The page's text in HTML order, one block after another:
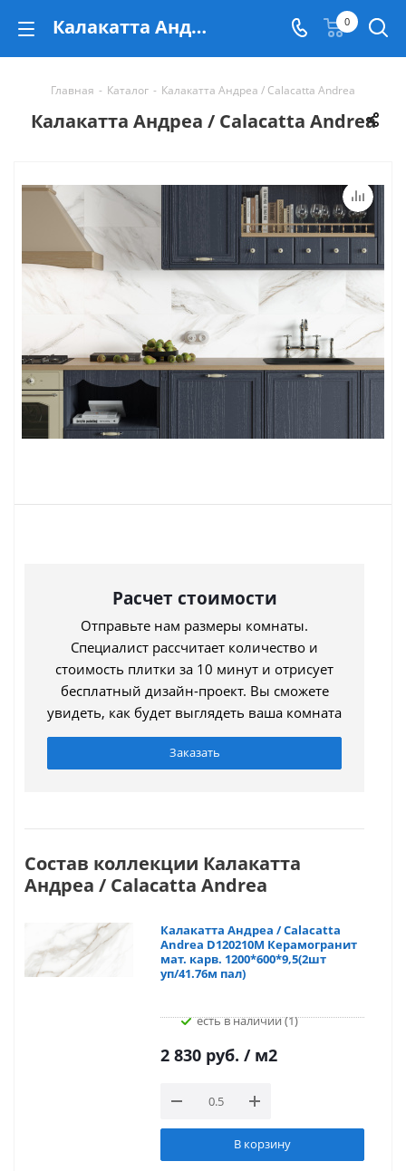
Калакатта Андреа / Calacatta Andrea - купить в Екатеринбурге 0
Главная - Каталог - Калакатта Андреа / Calacatta Andrea
Калакатта Андреа / Calacatta Andrea
Расчет стоимости
Отправьте нам размеры комнаты.
Специалист рассчитает количество и
стоимость плитки за 10 минут и отрисует
бесплатный дизайн-проект. Вы сможете
увидеть, как будет выглядеть ваша комната
Заказать
Состав коллекции Калакатта
Андреа / Calacatta Andrea
Калакатта Андреа / Calacatta
Andrea D120210M Керамогранит
мат. карв. 1200*600*9,5(2шт
уп/41.76м пал)
Есть в наличии (1)
2 830 руб. / м2
В корзину